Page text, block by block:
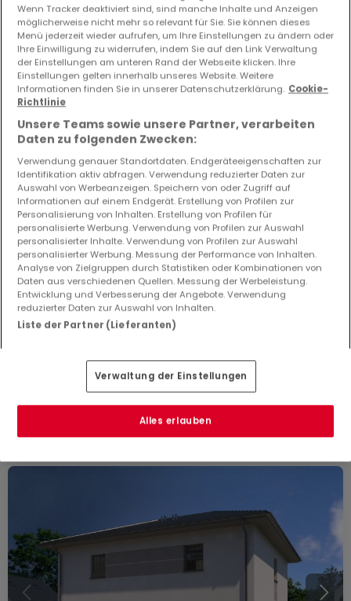
Troisvierges
795.000 €
3 1 5
Wenn Tracker deaktiviert sind, sind manche Inhalte und Anzeigen
möglicherweise nicht mehr so relevant für Sie. Sie können dieses
Menü jederzeit wieder aufrufen, um Ihre Einstellungen zu ändern oder
Ihre Einwilligung zu widerrufen, indem Sie auf den Link Verwaltung
der Einstellungen am unteren Rand der Webseite klicken. Ihre
Einstellungen gelten innerhalb unseres Website. Weitere
Informationen finden Sie in unserer Datenschutzerklärung. Cookie-
Richtlinie
Unsere Teams sowie unsere Partner, verarbeiten
Daten zu folgenden Zwecken:
Verwendung genauer Standortdaten. Endgeräteeigenschaften zur
Identifikation aktiv abfragen. Verwendung reduzierter Daten zur
Auswahl von Werbeanzeigen. Speichern von oder Zugriff auf
Informationen auf einem Endgerät. Erstellung von Profilen zur
Personalisierung von Inhalten. Erstellung von Profilen für
personalisierte Werbung. Verwendung von Profilen zur Auswahl
personalisierter Inhalte. Verwendung von Profilen zur Auswahl
personalisierter Werbung. Messung der Performance von Inhalten.
Analyse von Zielgruppen durch Statistiken oder Kombinationen von
Daten aus verschiedenen Quellen. Messung der Werbeleistung.
Entwicklung und Verbesserung der Angebote. Verwendung
reduzierter Daten zur Auswahl von Inhalten.
Liste der Partner (Lieferanten)
Verwaltung der Einstellungen
Alles erlauben